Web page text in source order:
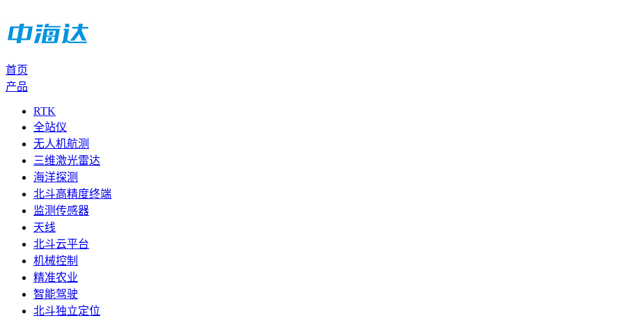
首页
产品
RTK
全站仪
无人机航测
三维激光雷达
海洋探测
北斗高精度终端
监测传感器
天线
北斗云平台
机械控制
精准农业
智能驾驶
北斗独立定位